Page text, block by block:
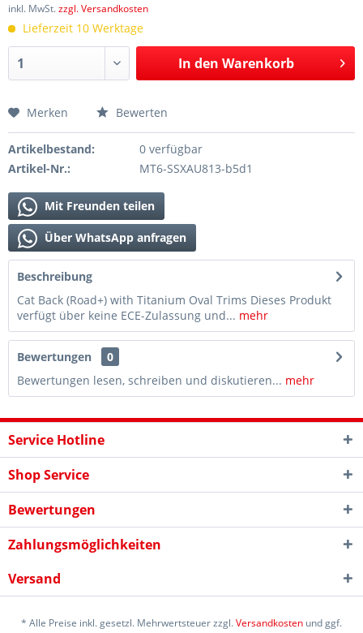
inkl. MwSt.zzgl. Versandkosten
Lieferzeit 10 Werktage
In den Warenkorb
Merken Bewerten
Artikelbestand:
0 verfügbar
Artikel-Nr.:
MT6-SSXAU813-b5d1
Mit Freunden teilen
Über WhatsApp anfragen
Beschreibung
Cat Back (Road+) with Titanium Oval Trims Dieses Produkt
verfügt über keine ECE-Zulassung und... mehr
Bewertungen
0
Bewertungen lesen, schreiben und diskutieren... mehr
Service Hotline
Shop Service
Bewertungen
Zahlungsmöglichkeiten
Versand
* Alle Preise inkl. gesetzl. Mehrwertsteuer zzgl.Versandkosten und ggf.